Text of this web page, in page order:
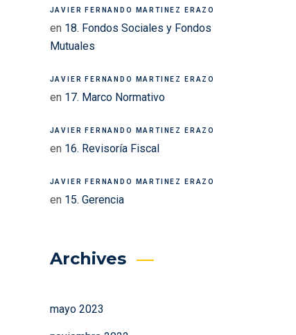
JAVIER FERNANDO MARTINEZ ERAZO
en 18. Fondos Sociales y Fondos
Mutuales
JAVIER FERNANDO MARTINEZ ERAZO
en 17. Marco Normativo
JAVIER FERNANDO MARTINEZ ERAZO
en 16. Revisoría Fiscal
JAVIER FERNANDO MARTINEZ ERAZO
en 15. Gerencia
Archives
mayo 2023